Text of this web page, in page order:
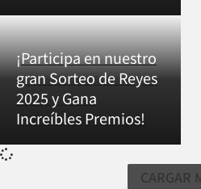
¡Participa en nuestro
gran Sorteo de Reyes
2025 y Gana
Increíbles Premios!
CARGAR